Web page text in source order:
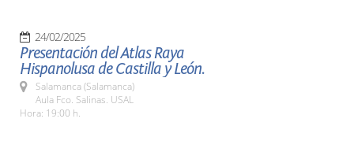
24/02/2025
Presentación del Atlas Raya
Hispanolusa de Castilla y León.
Salamanca (Salamanca)
Aula Fco. Salinas. USAL
Hora: 19:00 h.